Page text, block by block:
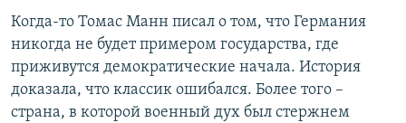
Когда-то Томас Манн писал о том, что Германия
никогда не будет примером государства, где
приживутся демократические начала. История
доказала, что классик ошибался. Более того –
страна, в которой военный дух был стержнем